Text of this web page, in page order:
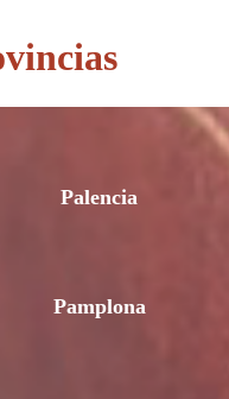
Palencia
Pamplona